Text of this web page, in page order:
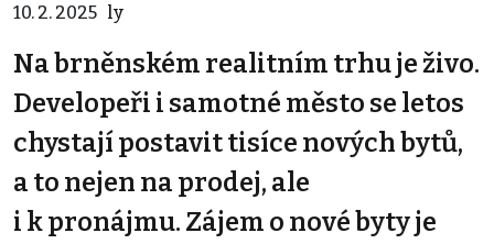
10. 2. 2025 ly
Na brněnském realitním trhu je živo.
Developeři i samotné město se letos
chystají postavit tisíce nových bytů,
a to nejen na prodej, ale
i k pronájmu. Zájem o nové byty je